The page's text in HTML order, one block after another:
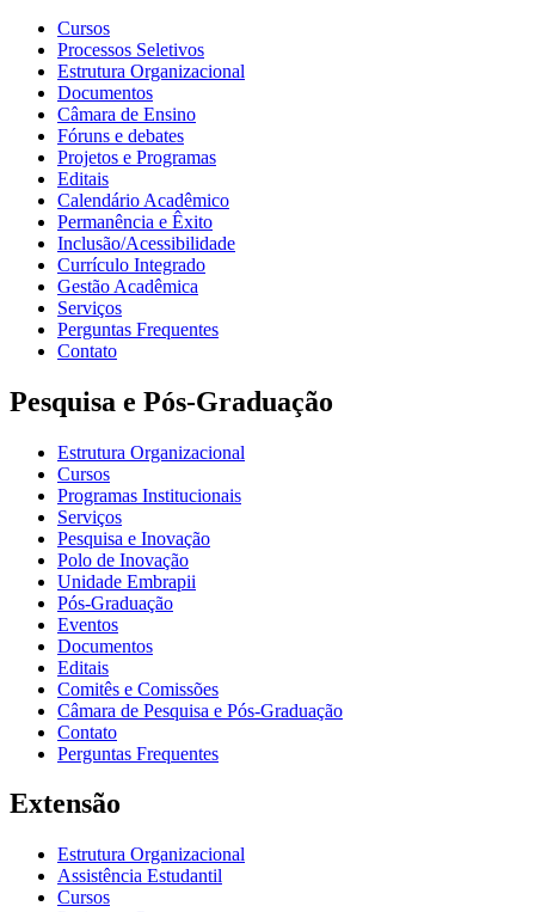
Cursos
Processos Seletivos
Estrutura Organizacional
Documentos
Câmara de Ensino
Fóruns e debates
Projetos e Programas
Editais
Calendário Acadêmico
Permanência e Êxito
Inclusão/Acessibilidade
Currículo Integrado
Gestão Acadêmica
Serviços
Perguntas Frequentes
Contato
Pesquisa e Pós-Graduação
Estrutura Organizacional
Cursos
Programas Institucionais
Serviços
Pesquisa e Inovação
Polo de Inovação
Unidade Embrapii
Pós-Graduação
Eventos
Documentos
Editais
Comitês e Comissões
Câmara de Pesquisa e Pós-Graduação
Contato
Perguntas Frequentes
Extensão
Estrutura Organizacional
Assistência Estudantil
Cursos